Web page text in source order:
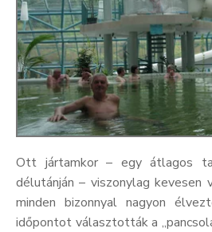
Ott jártamkor – egy átlagos
délutánján – viszonylag kevesen
minden bizonnyal nagyon
időpontot választották a